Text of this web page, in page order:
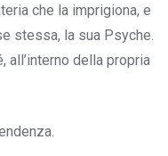
che la imprigiona, e
stessa, la sua Psyche.
all’interno della propria